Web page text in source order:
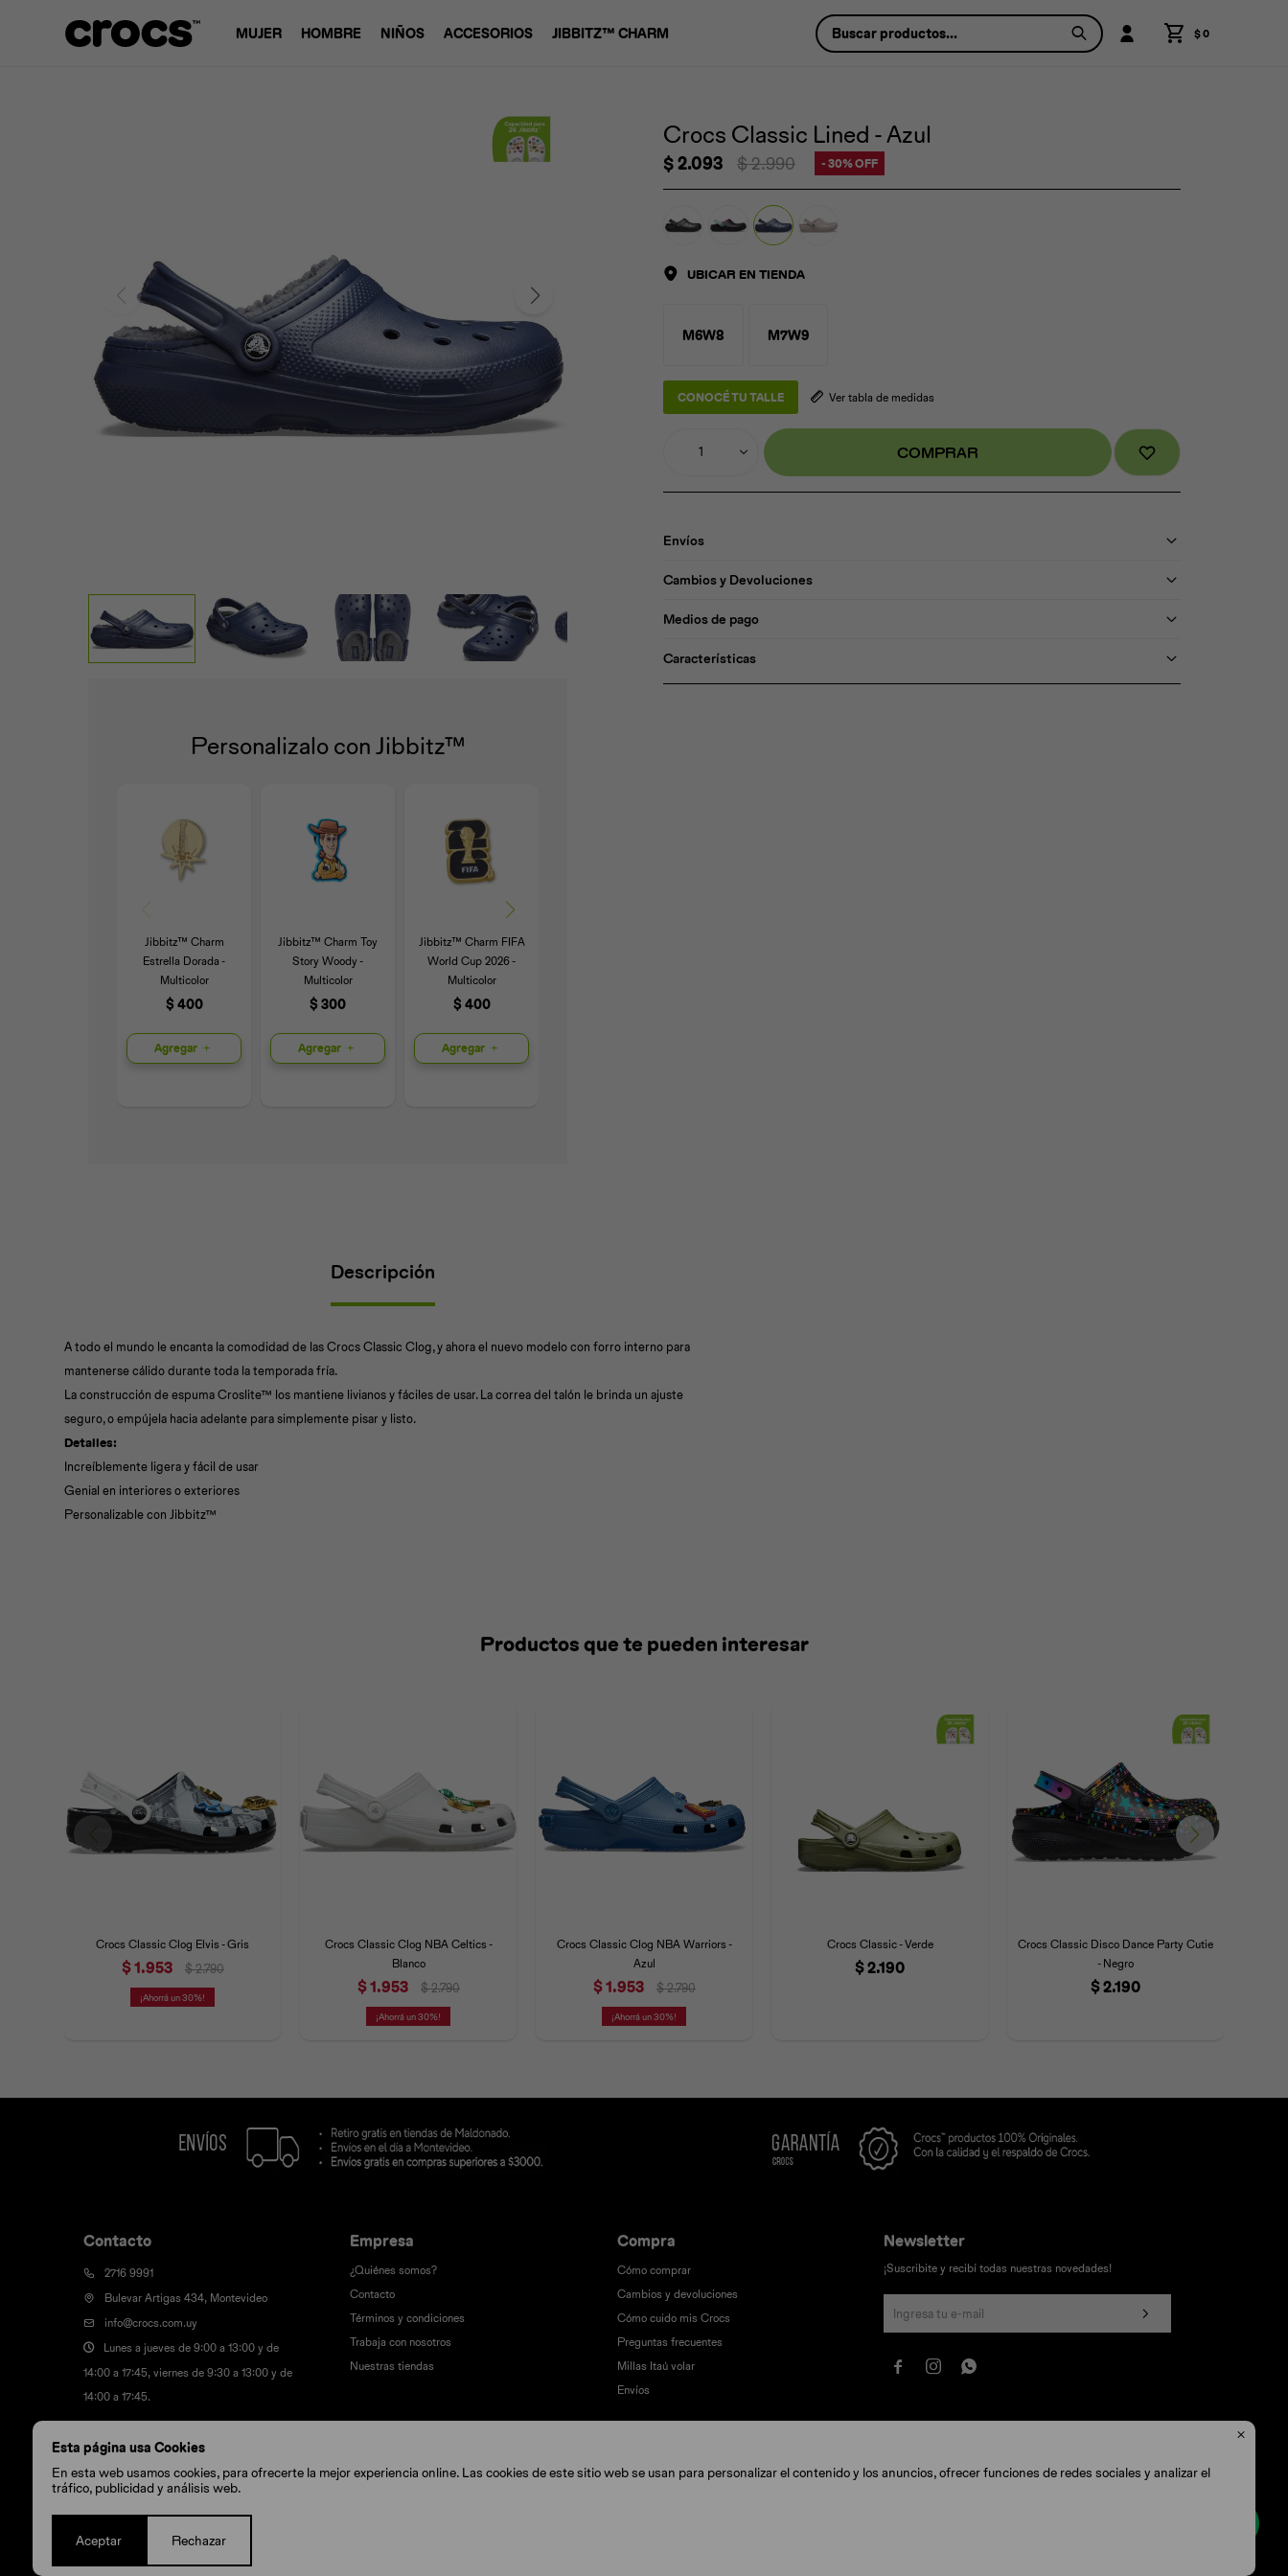

Esta página usa Cookies
En esta web usamos cookies, para ofrecerte la mejor experiencia online. Las cookies de este sitio web se usan para personalizar el contenido y los anuncios, ofrecer funciones de redes sociales y analizar el
tráfico, publicidad y análisis web.
Aceptar Rechazar
MUJER HOMBRE NIÑOS ACCESORIOS JIBBITZ™ CHARM $0
Personalizalo con Jibbitz™
Jibbitz™ Charm
Estrella Dorada -
Multicolor
$ 400
Agregar
Jibbitz™ Charm Toy
Story Woody -
Multicolor
$ 300
Agregar
Jibbitz™ Charm FIFA
World Cup 2026 -
Multicolor
$ 400
Agregar
Crocs Classic Lined - Azul
$2.093 $2.990 30
UBICAR EN TIENDA
M6W8 M7W9
CONOCÉ TU TALLE Ver tabla de medidas
1 COMPRAR
Envíos
Cambios y Devoluciones
Medios de pago
Características
Descripción
A todo el mundo le encanta la comodidad de las Crocs Classic Clog, y ahora el nuevo modelo con forro interno para
mantenerse cálido durante toda la temporada fría.
La construcción de espuma Croslite™ los mantiene livianos y fáciles de usar. La correa del talón le brinda un ajuste
seguro, o empújela hacia adelante para simplemente pisar y listo.
Detalles:
Increíblemente ligera y fácil de usar
Genial en interiores o exteriores
Personalizable con Jibbitz™
Productos que te pueden interesar
Crocs Classic Clog Elvis - Gris
$1.953 $ 2.790
30
Crocs Classic Clog NBA Celtics -
Blanco
$1.953 $ 2.790
30
Crocs Classic Clog NBA Warriors -
Azul
$1.953 $ 2.790
30
Crocs Classic - Verde
$2.190
Crocs Classic Disco Dance Party Cutie
- Negro
$2.190
Contacto
2716 9991
Bulevar Artigas 434, Montevideo
info@crocs.com.uy
Lunes a jueves de 9:00 a 13:00 y de
14:00 a 17:45, viernes de 9:30 a 13:00 y de
14:00 a 17:45.
Empresa
¿Quiénes somos?
Contacto
Términos y condiciones
Trabaja con nosotros
Nuestras tiendas
Compra
Cómo comprar
Cambios y devoluciones
Cómo cuido mis Crocs
Preguntas frecuentes
Millas Itaú volar
Envíos
Newsletter
¡Suscribite y recibí todas nuestras novedades!
  
© Copyright 2026 / Crocs